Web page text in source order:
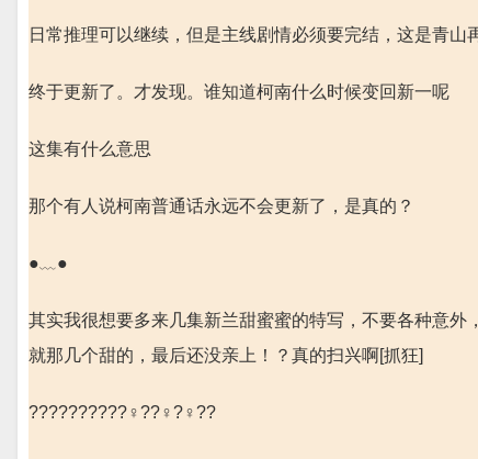
日常推理可以继续，但是主线剧情必须要完结，这是青山
终于更新了。才发现。谁知道柯南什么时候变回新一呢
这集有什么意思
那个有人说柯南普通话永远不会更新了，是真的？
●﹏●
其实我很想要多来几集新兰甜蜜蜜的特写，不要各种意外
就那几个甜的，最后还没亲上！？真的扫兴啊[抓狂]
??????????‍♀️??‍♀️?‍♀️??